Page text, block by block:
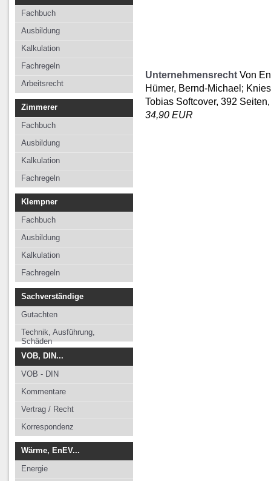
Fachbuch
Ausbildung
Kalkulation
Fachregeln
Arbeitsrecht
Zimmerer
Fachbuch
Ausbildung
Kalkulation
Fachregeln
Klempner
Fachbuch
Ausbildung
Kalkulation
Fachregeln
Sachverständige
Gutachten
Technik, Ausführung,
Schäden
VOB, DIN...
VOB - DIN
Kommentare
Vertrag / Recht
Korrespondenz
Wärme, EnEV...
Energie
Unternehmensrecht Von
Hümer, Bernd-Michael;
Tobias Softcover, 392
34,90 EUR